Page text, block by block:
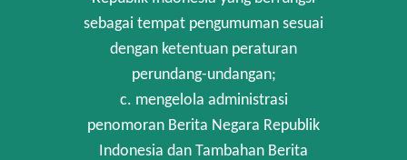
sebagai tempat pengumuman sesuai
dengan ketentuan peraturan
perundang-undangan;
c. mengelola administrasi
penomoran Berita Negara Republik
Indonesia dan Tambahan Berita